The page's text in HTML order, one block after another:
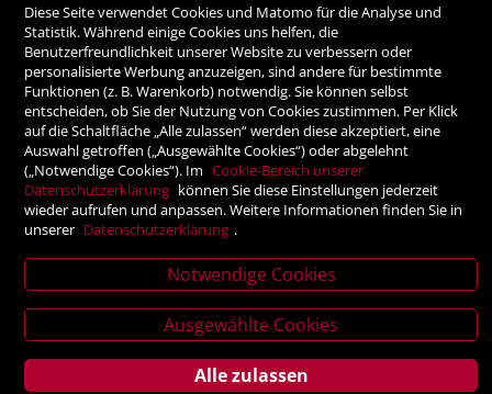
News
Vorauskasse
SICHER ONLINE SHOPPEN!
Verlagsanstalt Tyrolia Gesellschaft m. b. H | Exlgasse 20,
6020 Innsbruck
Diese Seite verwendet Cookies und Matomo für die Analyse und
Statistik. Während einige Cookies uns helfen, die
Benutzerfreundlichkeit unserer Website zu verbessern oder
personalisierte Werbung anzuzeigen, sind andere für bestimmte
Funktionen (z. B. Warenkorb) notwendig. Sie können selbst
entscheiden, ob Sie der Nutzung von Cookies zustimmen. Per Klick
auf die Schaltfläche „Alle zulassen“ werden diese akzeptiert, eine
Auswahl getroffen („Ausgewählte Cookies“) oder abgelehnt
(„Notwendige Cookies“). Im Cookie-Bereich unserer
Datenschutzerklärung können Sie diese Einstellungen jederzeit
wieder aufrufen und anpassen. Weitere Informationen finden Sie in
unserer Datenschutzerklärung .
Notwendige Cookies
Ausgewählte Cookies
Alle zulassen